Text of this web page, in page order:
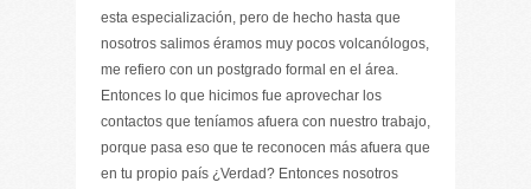
esta especialización, pero de hecho hasta que
nosotros salimos éramos muy pocos volcanólogos,
me refiero con un postgrado formal en el área.
Entonces lo que hicimos fue aprovechar los
contactos que teníamos afuera con nuestro trabajo,
porque pasa eso que te reconocen más afuera que
en tu propio país ¿Verdad? Entonces nosotros